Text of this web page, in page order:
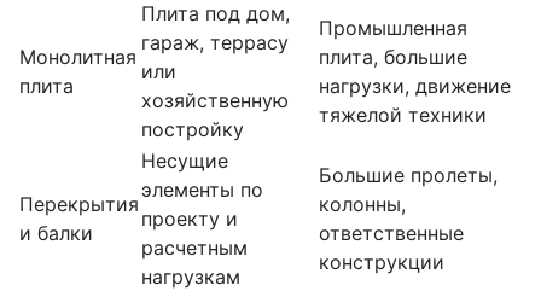
Монолитная
плита
Плита под дом,
гараж, террасу
или
хозяйственную
постройку
Промышленная
плита, большие
нагрузки, движение
тяжелой техники
Перекрытия
и балки
Несущие
элементы по
проекту и
расчетным
нагрузкам
Большие пролеты,
колонны,
ответственные
конструкции